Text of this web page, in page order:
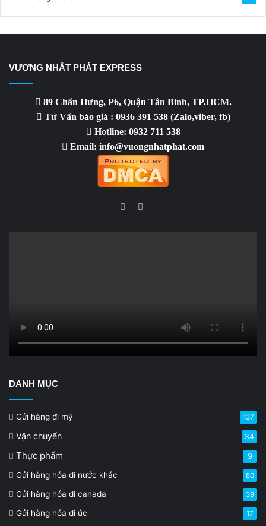
VƯƠNG NHẤT PHÁT EXPRESS
89 Chấn Hưng, P6, Quận Tân Bình, TP.HCM.
Tư Vấn báo giá : 0936 391 538 (Zalo,viber, fb)
Hotline: 0932 711 538
Email: info@vuongnhatphat.com
Facebook
YouTube
DANH MỤC
Gửi hàng đi mỹ 137
Vận chuyển 34
Thực phẩm 9
Gửi hàng hóa đi nước khác 80
Gửi hàng hóa đi canada 39
Gửi hàng hóa đi úc 17